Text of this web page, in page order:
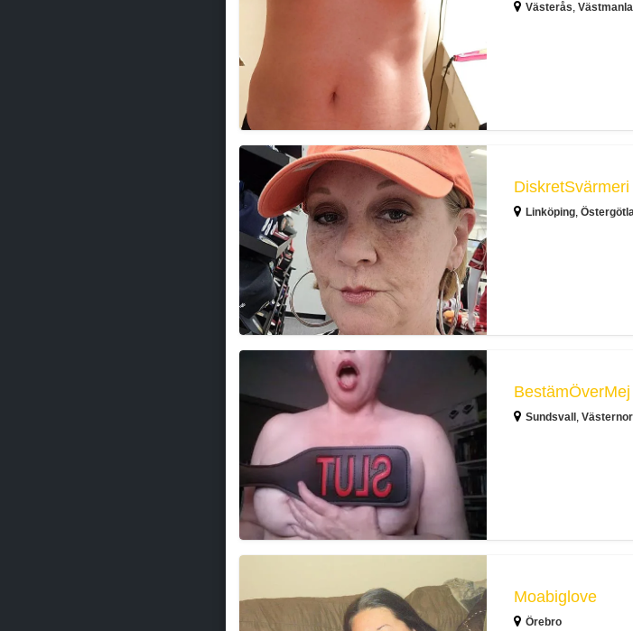
Västerås,
DiskretSvärmeri
DiskretSvärmeri
Linköping,
BestämÖverMej
BestämÖverMej
Sundsvall ,
Moabiglove
Örebro